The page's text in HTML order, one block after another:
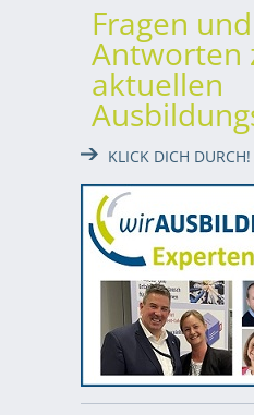
Fragen und
Antworten
aktuellen
KLICK DICH DURCH!